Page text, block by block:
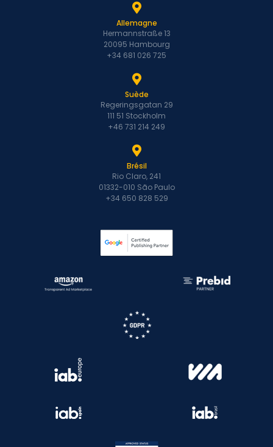
Allemagne
Hermannstraße 13
20095 Hambourg
+34 681 026 725
Suède
Regeringsgatan 29
111 51 Stockholm
+46 731 214 249
Brésil
Rio Claro, 241
01332-010 São Paulo
+34 650 828 529